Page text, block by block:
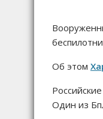
Об этом
Один из